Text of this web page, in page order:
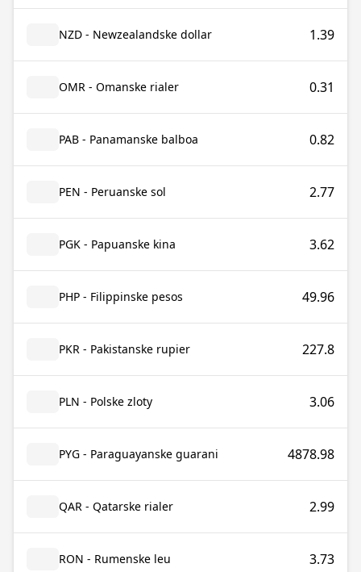
NZD - Newzealandske dollar 1.39
OMR - Omanske rialer 0.31
PAB - Panamanske balboa 0.82
PEN - Peruanske sol 2.77
PGK - Papuanske kina 3.62
PHP - Filippinske pesos 49.96
PKR - Pakistanske rupier 227.8
PLN - Polske zloty 3.06
PYG - Paraguayanske guarani 4878.98
QAR - Qatarske rialer 2.99
RON - Rumenske leu 3.73